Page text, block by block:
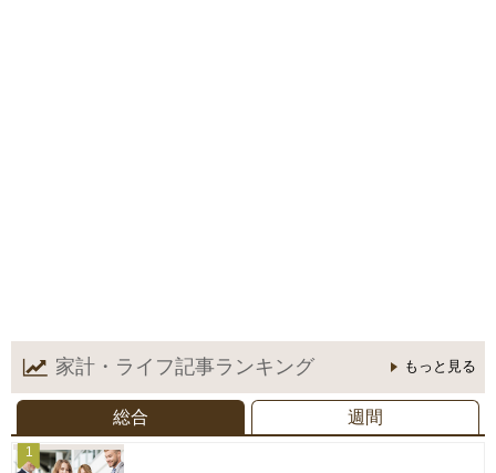
家計・ライフ記事ランキング もっと見る
総合 週間
1